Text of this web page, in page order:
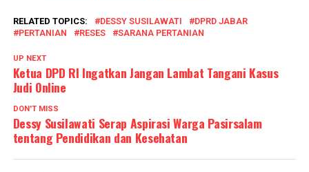
RELATED TOPICS: DESSY SUSILAWATI
DPRD JABAR
PERTANIAN
RESES SARANA PERTANIAN
UP NEXT
Ketua DPD RI Ingatkan Jangan Lambat Tangani Kasus
Judi Online
DON'T MISS
Dessy Susilawati Serap Aspirasi Warga Pasirsalam
tentang Pendidikan dan Kesehatan